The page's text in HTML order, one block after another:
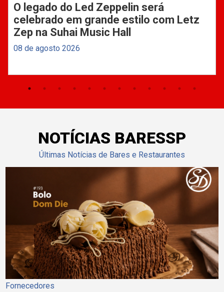
O legado do Led Zeppelin será
celebrado em grande estilo com Letz
Zep na Suhai Music Hall
08 de agosto 2026
NOTÍCIAS BARESSP
Últimas Notícias de Bares e Restaurantes
Fornecedores